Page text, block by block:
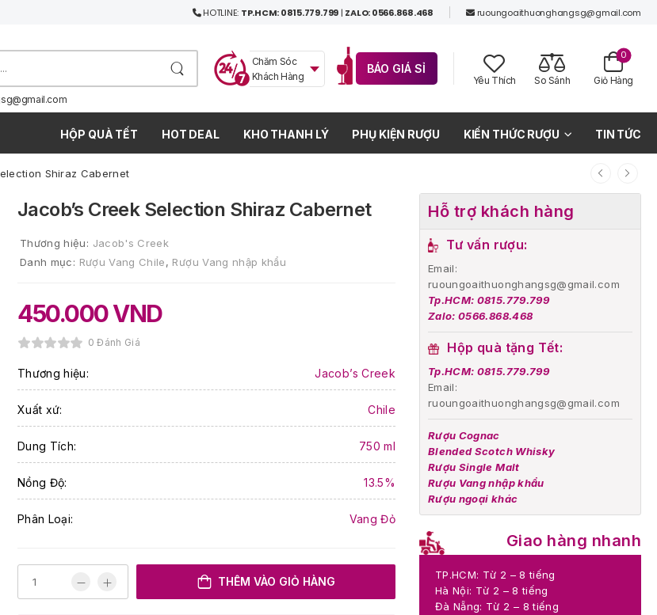
HOTLINE: TP.HCM: 0815.779.799 | ZALO: 0566.868.468 ruoungoaithuonghangsg@gmail.com
BÁO GIÁ SỈ
Chăm Sóc
Khách Hàng
Yêu Thích So Sánh Giỏ Hàng
0
HỘP QUÀ TẾT HOT DEAL KHO THANH LÝ PHỤ KIỆN RƯỢU KIẾN THỨC RƯỢU TIN TỨC
Shiraz Cabernet
Hỗ trợ khách hàng
Tư vấn rượu:
Email:
ruoungoaithuonghangsg@gmail.com
Tp.HCM: 0815.779.799
Zalo: 0566.868.468
Hộp quà tặng Tết:
Tp.HCM: 0815.779.799
Email:
ruoungoaithuonghangsg@gmail.com
Rượu Cognac
Blended Scotch Whisky
Rượu Single Malt
Rượu Vang nhập khẩu
Rượu ngoại khác
Giao hàng nhanh
TP.HCM: Từ 2 – 8 tiếng
Hà Nội: Từ 2 – 8 tiếng
Đà Nẵng: Từ 2 – 8 tiếng
Jacob’s Creek Selection Shiraz Cabernet
Thương hiệu: Jacob's Creek
Danh mục: Rượu Vang Chile, Rượu Vang nhập khẩu
450.000VND
0 Đánh Giá
Thương hiệu: Jacob’s Creek
Xuất xứ: Chile
Dung Tích: 750 ml
Nồng Độ: 13.5%
Phân Loại: Vang Đỏ
THÊM VÀO GIỎ HÀNG